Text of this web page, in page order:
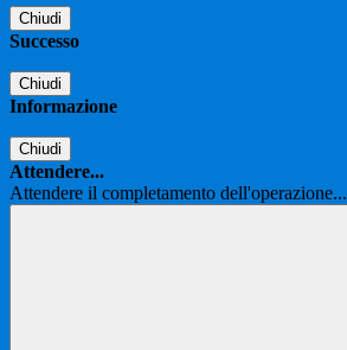
Chiudi
Successo
Chiudi
Informazione
Chiudi
Attendere...
Attendere il completamento dell'operazione...